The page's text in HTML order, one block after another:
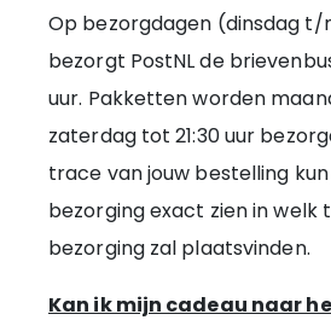
Op bezorgdagen (dinsdag
bezorgt PostNL de
uur. Pakketten worden
zaterdag tot 21:30 uur
trace van jouw bestelling
bezorging exact zien in welk
bezorging zal plaatsvinden.
Kan ik mijn cadeau naar